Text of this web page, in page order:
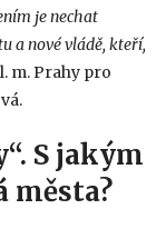
je nechat
a nové vládě, kteří,
m. Prahy pro
S jakým
města?